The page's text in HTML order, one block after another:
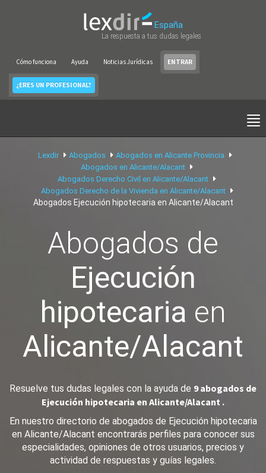
España
La respuesta a tus dudas legales
Cómo funciona Ayuda Noticias Jurídicas ENTRAR
¿ERES UN PROFESIONAL?
Lexdir Abogados
Abogados en Alicante Provincia
Abogados en Alicante/Alacant
Abogados Derecho Civil en Alicante/Alacant
Abogados Derecho de la Vivienda en Alicante/Alacant
Abogados Ejecución hipotecaria en Alicante/Alacant
Abogados de
Ejecución
hipotecaria en
Alicante/Alacant
Resuelve tus dudas legales con la ayuda de 9 abogados de
Ejecución hipotecaria en Alicante/Alacant .
En nuestro directorio de abogados de Ejecución hipotecaria
en Alicante/Alacant encontrarás perfiles para conocer sus
especialidades, opiniones de otros usuarios, precios y
actividad de respuestas y guías legales.